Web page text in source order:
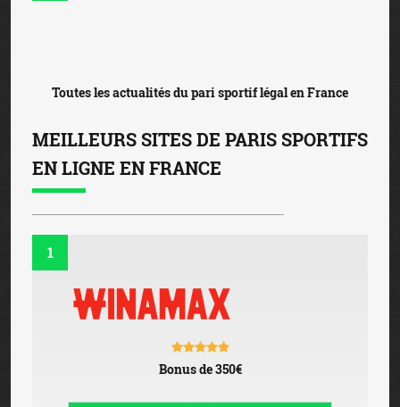
Toutes les actualités du pari sportif légal en France
MEILLEURS SITES DE PARIS SPORTIFS
EN LIGNE EN FRANCE
1
Bonus de 350€